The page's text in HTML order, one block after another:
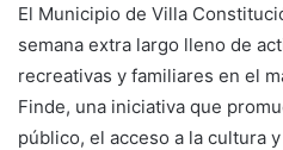
El Municipio de Villa
semana extra largo lleno de
recreativas y familiares en el
Finde, una iniciativa que
público, el acceso a la cultura